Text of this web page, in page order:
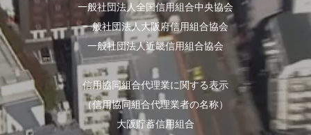
一般社団法人全国信用組合中央協会
一般社団法人大阪府信用組合協会
一般社団法人近畿信用組合協会
信用協同組合代理業に関する表示
（信用協同組合代理業者の名称）
大阪貯蓄信用組合